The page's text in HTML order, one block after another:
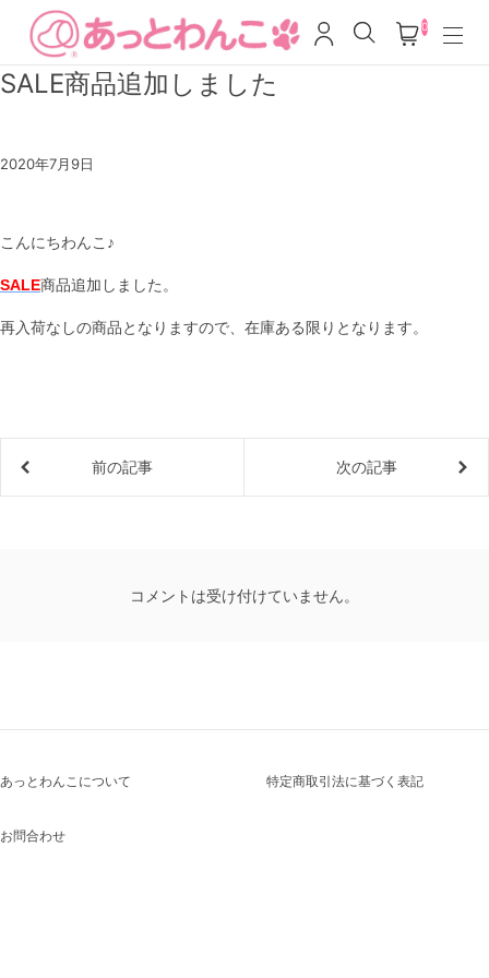
0
SALE商品追加しました
2020年7月9日
こんにちわんこ♪
SALE商品追加しました。
再入荷なしの商品となりますので、在庫ある限りとなります。
前の記事 次の記事
コメントは受け付けていません。
あっとわんこについて 特定商取引法に基づく表記
お問合わせ